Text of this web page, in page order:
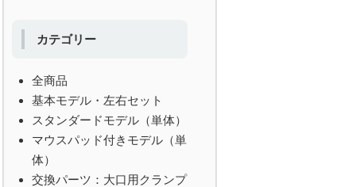
カテゴリー
全商品
基本モデル・左右セット
スタンダードモデル（単体）
マウスパッド付きモデル（単
体）
交換パーツ：大口用クランプ